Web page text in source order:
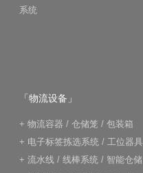
系统
「物流设备」
+ 物流容器 / 仓储笼 / 包装箱
+ 电子标签拣选系统 / 工位器具
+ 流水线 / 线棒系统 / 智能仓储